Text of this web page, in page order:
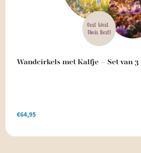
Wandcirkels met Kalfje – Set van 3
€64,95